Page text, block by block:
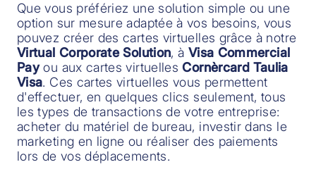
Que vous préfériez une solution simple ou une
option sur mesure adaptée à vos besoins, vous
pouvez créer des cartes virtuelles grâce à notre
Virtual Corporate Solution, à Visa Commercial
Payou aux cartes virtuellesCornèrcard Taulia
Visa. Ces cartes virtuelles vous permettent
d'effectuer, en quelques clics seulement, tous
les types de transactions de votre entreprise:
acheter du matériel de bureau, investir dans le
marketing en ligne ou réaliser des paiements
lors de vos déplacements.